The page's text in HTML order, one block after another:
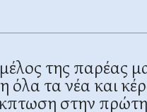
μέλος της παρέας
όλα τα νέα και
στην